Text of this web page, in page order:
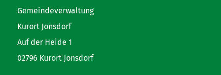
Gemeindeverwaltung
Kurort Jonsdorf
Auf der Heide 1
02796 Kurort Jonsdorf